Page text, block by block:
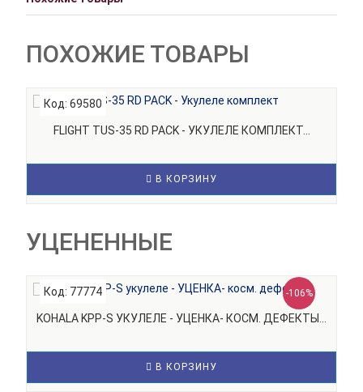
ПОХОЖИЕ ТОВАРЫ
Код: 69580
FLIGHT TUS-35 RD PACK - УКУЛЕЛЕ КОМПЛЕКТ...
В КОРЗИНУ
УЦЕНЕННЫЕ
Код: 77774 -106%
KOHALA KPP-S УКУЛЕЛЕ - УЦЕНКА- КОСМ. ДЕФЕКТЫ...
В КОРЗИНУ